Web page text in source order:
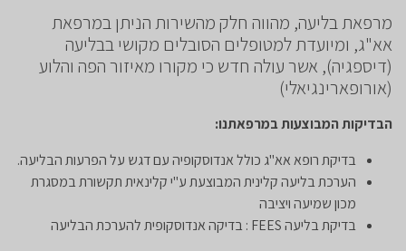
מרפאת בליעה, מהווה חלק מהשירות הניתן במרפאת
אא"ג, ומיועדת למטופלים הסובלים מקושי בבליעה
(דיספגיה), אשר עולה חדש כי מקורו מאיזור הפה והלוע
(אורופארינגיאלי)
הבדיקות המבוצעות במרפאתנו:
בדיקת רופא אא"ג כולל אנדוסקופיה עם דגש על הפרעות הבליעה.
הערכת בליעה קלינית המבוצעת ע"י קלינאית תקשורת במסגרת
מכון שמיעה ויציבה
בדיקת בליעה FEES : בדיקה אנדוסקופית להערכת הבליעה